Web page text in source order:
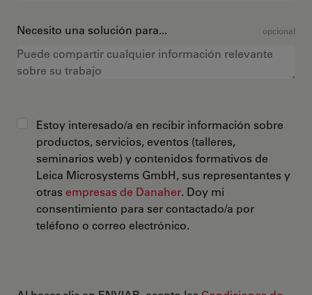
Necesito una solución para... opcional
Estoy interesado/a en recibir información sobre
productos, servicios, eventos (talleres,
seminarios web) y contenidos formativos de
Leica Microsystems GmbH, sus representantes y
otras empresas de Danaher. Doy mi
consentimiento para ser contactado/a por
teléfono o correo electrónico.